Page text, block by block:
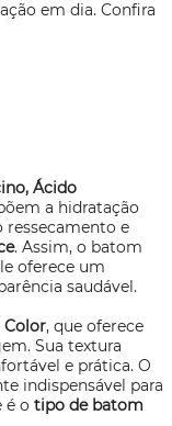
em dia. Confira
Ácido
a hidratação
e
. Assim, o batom
oferece um
saudável.
Color, que oferece
Sua textura
e prática. O
indispensável para
é o tipo de batom